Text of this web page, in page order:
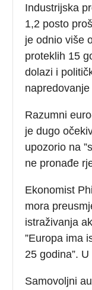
Industrijska
1,2 posto
je odnio više
proteklih 15
dolazi i
Razumni
je dugo
upozorio na
ne pronađe
Ekonomist
mora
istraživanja
”Europa ima
25 godina”.
Samovoljni